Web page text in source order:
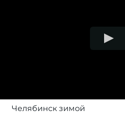
Челябинск зимой